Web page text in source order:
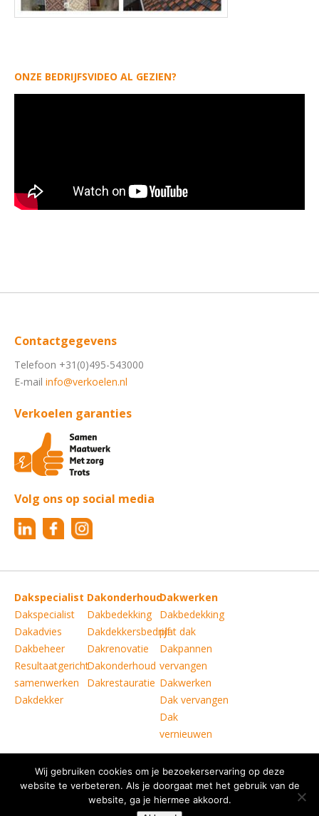
ONZE BEDRIJFSVIDEO AL GEZIEN?
Contactgegevens
Telefoon +31(0)495-543000
E-mail info@verkoelen.nl
Verkoelen garanties
Volg ons op social media
Dakspecialist
Dakspecialist
Dakadvies
Dakbeheer
Resultaatgericht
samenwerken
Dakdekker
Dakonderhoud
Dakbedekking
Dakdekkersbedrijf
Dakrenovatie
Dakonderhoud
Dakrestauratie
Dakwerken
Dakbedekking
plat dak
Dakpannen
vervangen
Dakwerken
Dak vervangen
Dak
vernieuwen
Copyright © Verkoelen Dakspecialisten Weert B.V.
|
Disclaimer
| Copyright | Privacy statement
Wij gebruiken cookies om je bezoekerservaring op deze
website te verbeteren. Als je doorgaat met het gebruik van de
website, ga je hiermee akkoord.